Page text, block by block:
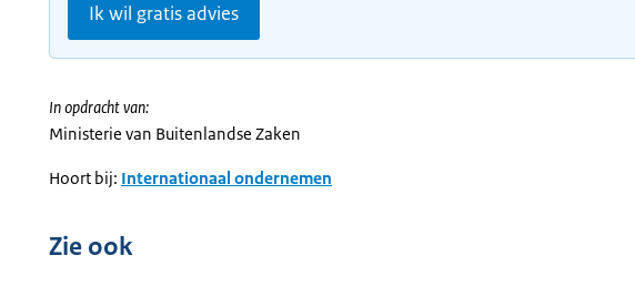
Ik wil gratis advies
In opdracht van:
Ministerie van Buitenlandse Zaken
Hoort bij: Internationaal ondernemen
Zie ook